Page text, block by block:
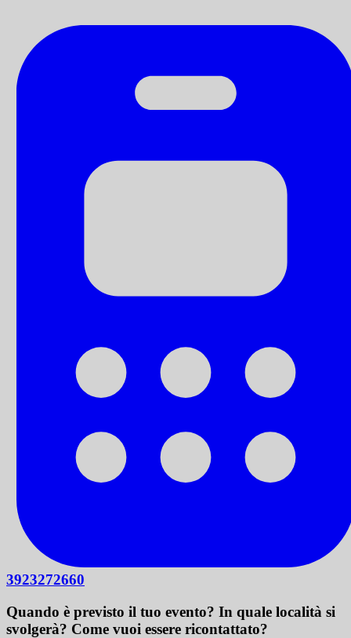
3923272660
Quando è previsto il tuo evento? In quale località si
svolgerà? Come vuoi essere ricontattato?